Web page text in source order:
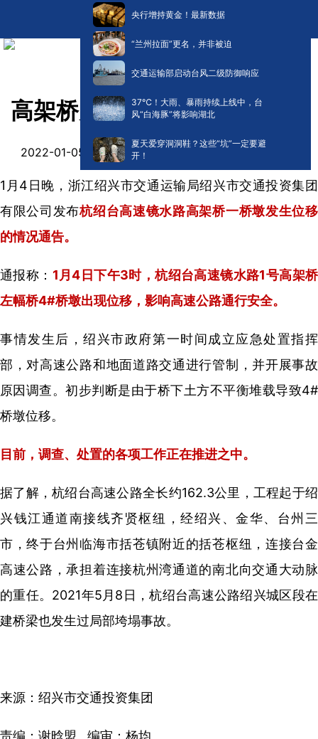
央行增持黄金！最新数据
“兰州拉面”更名，并非被迫
交通运输部启动台风二级防御响应
​37℃！大雨、暴雨持续上线中，台
风“白海豚”将影响湖北
夏天爱穿洞洞鞋？这些“坑”一定要避
开！
高架桥突发位移！紧急管制！
2022-01-05 09:43 阅读:0
1月4日晚，浙江绍兴市交通运输局绍兴市交通投资集团
有限公司发布杭绍台高速镜水路高架桥一桥墩发生位移
的情况通告。
通报称： 1月4日下午3时，杭绍台高速镜水路1号高架桥
左幅桥4#桥墩出现位移，影响高速公路通行安全。
事情发生后，绍兴市政府第一时间成立应急处置指挥
部，对高速公路和地面道路交通进行管制，并开展事故
原因调查。初步判断是由于桥下土方不平衡堆载导致4#
桥墩位移。
目前，调查、处置的各项工作正在推进之中。
据了解，杭绍台高速公路全长约162.3公里，工程起于绍
兴钱江通道南接线齐贤枢纽，经绍兴、金华、台州三
市，终于台州临海市括苍镇附近的括苍枢纽，连接台金
高速公路，承担着连接杭州湾通道的南北向交通大动脉
的重任。2021年5月8日，杭绍台高速公路绍兴城区段在
建桥梁也发生过局部垮塌事故。
来源：绍兴市交通投资集团
责编：谢晗盟 编审：杨均